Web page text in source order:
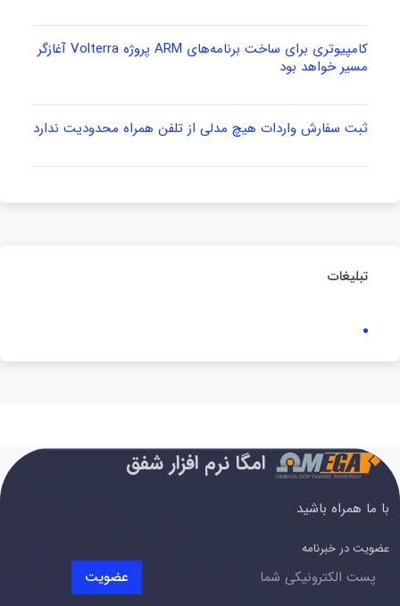
کامپیوتری برای ساخت برنامه‌های ARM پروژه Volterra آغازگر
مسیر خواهد بود
ثبت سفارش واردات هیچ مدلی از تلفن همراه محدودیت ندارد
تبلیغات
امگا نرم افزار شفق
با ما همراه باشید
عضویت در خبرنامه
عضویت